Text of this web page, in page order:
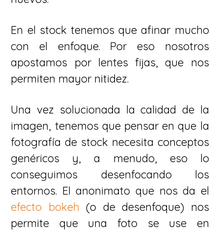
En el stock tenemos que afinar mucho
con el enfoque. Por eso nosotros
apostamos por lentes fijas, que nos
permiten mayor nitidez.
Una vez solucionada la calidad de la
imagen, tenemos que pensar en que la
fotografía de stock necesita conceptos
genéricos y, a menudo, eso lo
conseguimos desenfocando los
entornos. El anonimato que nos da el
efecto bokeh (o de desenfoque) nos
permite que una foto se use en